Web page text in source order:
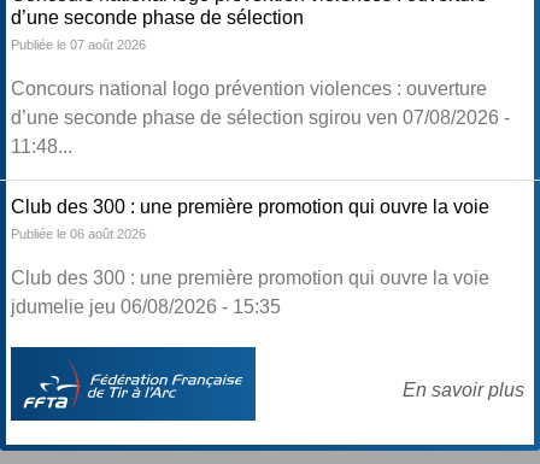
d’une seconde phase de sélection
Publiée le 07 août 2026
Concours national logo prévention violences : ouverture
d’une seconde phase de sélection sgirou ven 07/08/2026 -
11:48...
Club des 300 : une première promotion qui ouvre la voie
Publiée le 06 août 2026
Club des 300 : une première promotion qui ouvre la voie
jdumelie jeu 06/08/2026 - 15:35
En savoir plus